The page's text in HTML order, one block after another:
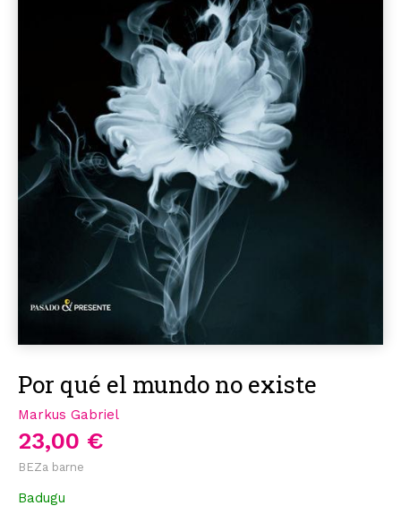
Por qué el mundo no existe
Markus Gabriel
23,00 €
BEZa barne
Badugu